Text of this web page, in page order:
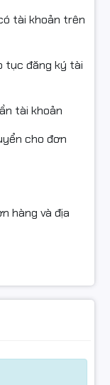
(làm căn cứ
thao tác, đủ
lắp sai, hoặc
tài khoản trên
tục đăng ký tài
tài khoản
cho đơn
hàng và địa